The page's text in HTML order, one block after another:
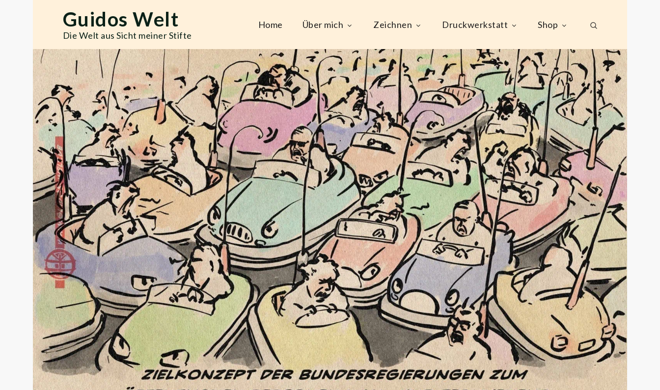
Guidos Welt
Die Welt aus Sicht meiner Stifte
Home Über mich Zeichnen Druckwerkstatt Shop